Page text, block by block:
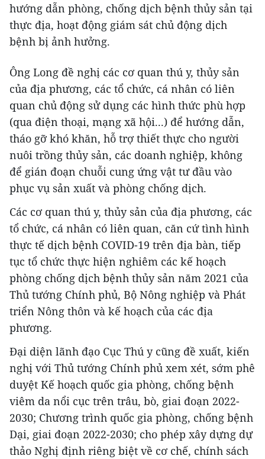
hướng dẫn phòng, chống dịch bệnh thủy sản tại
thực địa, hoạt động giám sát chủ động dịch
bệnh bị ảnh hưởng.
Ông Long đề nghị các cơ quan thú y, thủy sản
của địa phương, các tổ chức, cá nhân có liên
quan chủ động sử dụng các hình thức phù hợp
(qua điện thoại, mạng xã hội...) để hướng dẫn,
tháo gỡ khó khăn, hỗ trợ thiết thực cho người
nuôi trồng thủy sản, các doanh nghiệp, không
để gián đoạn chuỗi cung ứng vật tư đầu vào
phục vụ sản xuất và phòng chống dịch.
Các cơ quan thú y, thủy sản của địa phương, các
tổ chức, cá nhân có liên quan, căn cứ tình hình
thực tế dịch bệnh COVID-19 trên địa bàn, tiếp
tục tổ chức thực hiện nghiêm các kế hoạch
phòng chống dịch bệnh thủy sản năm 2021 của
Thủ tướng Chính phủ, Bộ Nông nghiệp và Phát
triển Nông thôn và kế hoạch của các địa
phương.
Đại diện lãnh đạo Cục Thú y cũng đề xuất, kiến
nghị với Thủ tướng Chính phủ xem xét, sớm phê
duyệt Kế hoạch quốc gia phòng, chống bệnh
viêm da nổi cục trên trâu, bò, giai đoạn 2022-
2030; Chương trình quốc gia phòng, chống bệnh
Dại, giai đoạn 2022-2030; cho phép xây dựng dự
thảo Nghị định riêng biệt về cơ chế, chính sách